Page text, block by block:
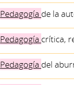
Pedagogía de la
Pedagogía crítica,
Pedagogía del